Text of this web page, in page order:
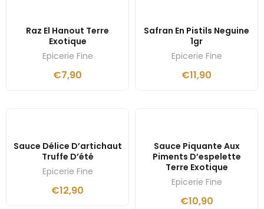
Raz El Hanout Terre
Exotique
Epicerie Fine
€7,90
Safran En Pistils Neguine
1gr
Epicerie Fine
€11,90
Sauce Délice D’artichaut
Truffe D’été
Epicerie Fine
€12,90
Sauce Piquante Aux
Piments D’espelette
Terre Exotique
Epicerie Fine
€10,90